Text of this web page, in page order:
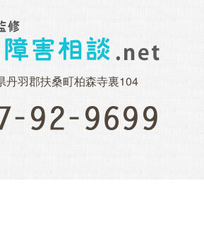
羽郡扶桑町柏森寺裏104